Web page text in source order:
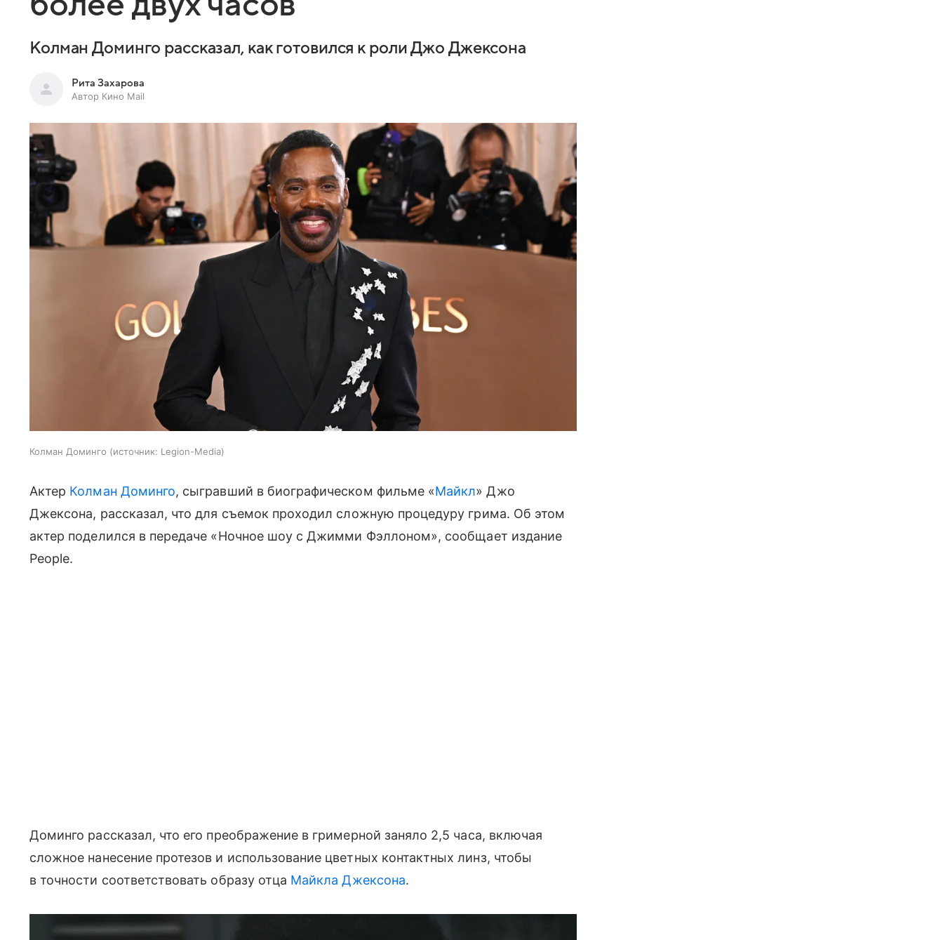
Колман Доминго рассказал, как готовился к роли Джо Джексона
Рита Захарова
Автор Кино Mail
Колман Доминго источник: Legion-Media
Актер Колман Доминго, сыгравший в биографическом фильме «Майкл» Джо
Джексона, рассказал, что для съемок проходил сложную процедуру грима. Об этом
актер поделился в передаче «Ночное шоу с Джимми Фэллоном», сообщает издание
People.
Доминго рассказал, что его преображение в гримерной заняло 2,5 часа, включая
сложное нанесение протезов и использование цветных контактных линз, чтобы
в точности соответствовать образу отца Майкла Джексона.